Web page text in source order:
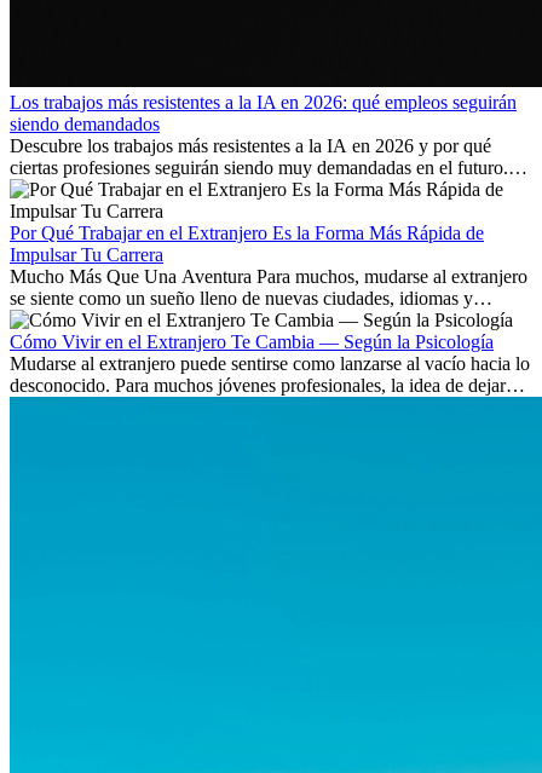
Los trabajos más resistentes a la IA en 2026: qué empleos seguirán
siendo demandados
Descubre los trabajos más resistentes a la IA en 2026 y por qué
ciertas profesiones seguirán siendo muy demandadas en el futuro.
Aprende qué habilidades serán clave y qué oportunidades laborales
existen a nivel internacional.
Por Qué Trabajar en el Extranjero Es la Forma Más Rápida de
Impulsar Tu Carrera
Mucho Más Que Una Aventura Para muchos, mudarse al extranjero
se siente como un sueño lleno de nuevas ciudades, idiomas y
culturas. Pero más allá de la...
Cómo Vivir en el Extranjero Te Cambia — Según la Psicología
Mudarse al extranjero puede sentirse como lanzarse al vacío hacia lo
desconocido. Para muchos jóvenes profesionales, la idea de dejar